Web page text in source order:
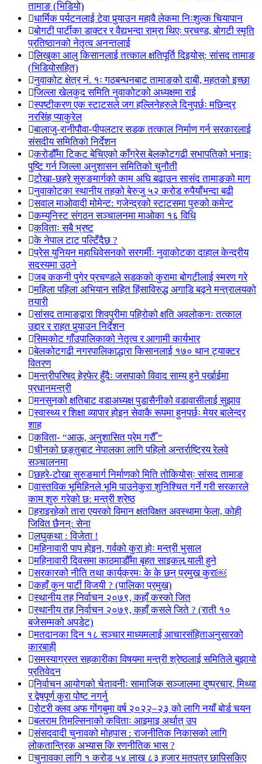
तामाङ (भिडियो)
धार्मिक पर्यटनलाई टेवा पुर्‍याउन महावै लेकमा निःशुल्क चियापान
बोगटी पार्टीका डाक्टर र वैद्यभन्दा राम्रा थिएः प्रचण्ड, बोगटी स्मृति
प्रतिष्ठानको नेतृत्व अनन्तलाई
लिखुका आलु किसानलाई तत्काल क्षतिपूर्ति दिइयोस्: सांसद तामाङ
(भिडियोसहित)
नुवाकोट क्षेत्र नं. १ः गठबन्धनबाट तामाङको दाबी, महतको इच्छा
जिल्ला खेलकुद समिति नुवाकोटको अध्यक्षमा राई
स्पष्टीकरण एक स्टाटसले जग हल्लिनेहरुले दिनुपर्छः मछिन्द्र
नरसिंह प्याकुरेल
बालाजु-रानीपौवा-पीपलटार सडक तत्काल निर्माण गर्न सरकारलाई
संसदीय समितिको निर्देशन
करोडौँमा टिकट बेचिएको काँग्रेस बेलकोटगढी सभापतिको भनाइः
पुष्टि गर्न जिल्ला अनुशासन समितिको चुनौती
टोखा-छहरे सुरुङमार्गको काम अघि बढाउन सासंद तामाङको माग
नुवाकोटका स्थानीय तहको बेरुजु ५२ करोड रुपैयाँभन्दा बढी
सवाल माओवादी मोमेन्ट: गजेन्द्रको स्टाटसमा पुरुको कमेन्ट
कम्युनिस्ट संगठन सञ्चालनमा माओका १६ विधि
कविताः सबै भ्रष्ट
के नेपाल टाट पल्टिँदैछ ?
प्रेस युनियन महाधिवेसनको सरगर्मीः नुवाकोटका दाहाल केन्द्रीय
सदस्यमा उठ्ने
जब ककनी पुगेर प्रचण्डले सडकको कुरामा बोगटीलाई स्मरण गरे
महिला पहिला अभियान सहित हिंसाविरुद्ध अगाडि बढ्ने मन्त्रालयको
तयारी
सांसद तामाङद्वारा शिवपुरीमा पहिरोको क्षति अवलोकनः तत्काल
उद्दार र राहत पुर्‍याउन निर्देशन
सिमकोट गाँउपालिकाको नेतृत्व र आगामी कार्यभार
बेलकोटगढी नगरपालिकाद्धारा किसानलाई १७० थान ट्याक्टर
वितरण
मन्त्रीपरिषद् हेरफेर हुँदैः जसपाको विवाद साम्य हुने पर्खाईमा
प्रधानमन्त्री
मनसुनको क्षतिबाट वडाअध्यक्ष पुडासैनीको वडावासीलाई सुझाव
स्वास्थ्य र शिक्षा व्यापार होइन सेवाकै रूपमा हुनपर्छः मेयर बालेन्द्र
शाह
कविता- “आऊ, अनुशासित प्रेम गरौँ “
चीनको छङ्तुबाट नेपालका लागि पहिलो अन्तर्राष्ट्रिय रेलवे
सञ्चालनमा
छहरे-टोखा सुरुङमार्ग निर्माणको मिति तोकियोस्ः सांसद तामाङ
वास्तविक भूमिहिनले भूमि पाउनेकुरा शुनिश्चित गर्ने गरी सरकारले
काम शुरु गरेको छ: मन्त्री श्रेष्ठ
हराइरहेको तारा एयरको विमान क्षतविक्षत अवस्थामा फेला, कोही
जिवित छैनन्: सेना
लघुकथा : विजेता !
महिनावारी पाप होइन, गर्वको कुरा होः मन्त्री भुसाल
महिनावारी दिवसमा काठमाडौँमा बृहत साइकल र्‍याली हुने
सरकारको नीति तथा कार्यक्रमः के के छन् प्रमुख कुरा￼
कहाँ कुन पार्टी विजयी ? (पालिका प्रमुख)
स्थानीय तह निर्वाचन २०७९, कहाँ कस्को जित
स्थानीय तह निर्वाचन २०७९, कहाँ कसले जिते ? (राती १०
बजेसम्मको अपडेट)
मतदानका दिन १८ सञ्चार माध्यमलाई आचारसंहिताअनुसारको
कारबाही
समस्याग्रस्त सहकारीका विषयमा मन्त्री श्रेष्ठलाई समितिले बुझायो
प्रतिवेदन
निर्वाचन आयोगको चेतावनीः सामाजिक सञ्जालमा दुष्प्रचार, मिथ्या
र द्वेषपूर्ण कुरा पोष्ट नगर्नु
रोटरी क्लव अफ गोंगबुमा वर्ष २०२२–२३ को लागि नयाँ बोर्ड चयन
बलराम तिमल्सिनाको कविताः आइमाइ अर्थात् उप
संसदवादी चुनावको मोहपास : राजनीतिक निकासको लागि
लोकतान्त्रिक अभ्यास कि रणनीतिक भास ?
चुनावका लागि १ करोड ५४ लाख ८३ हजार मतपत्र छापिसकिए